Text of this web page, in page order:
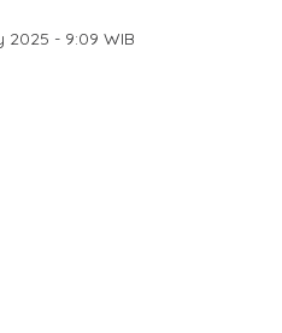
2025 - 9:09 WIB